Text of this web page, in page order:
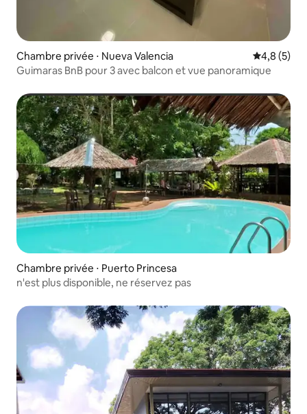
Chambre privée ⋅ Nueva Valencia Évaluation
4,8 (5)
Guimaras BnB pour 3 avec balcon et vue panoramique
Chambre privée ⋅ Puerto Princesa
n'est plus disponible, ne réservez pas